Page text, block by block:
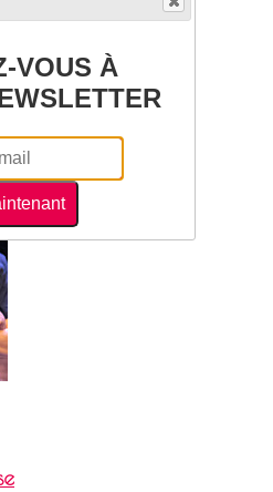
2024
VOUS À